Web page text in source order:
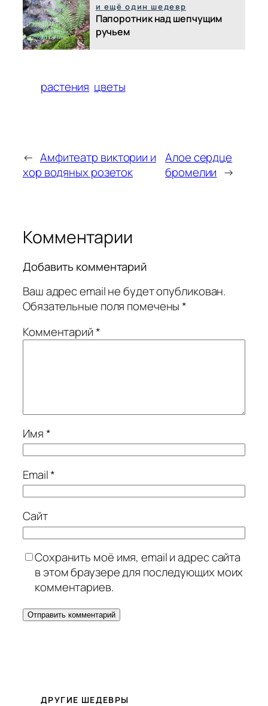
и ещё один шедевр
Папоротник над шепчущим
ручьем
растения цветы
← Амфитеатр виктории и
хор водяных розеток
Алое сердце
бромелии →
Комментарии
Добавить комментарий
Ваш адрес email не будет опубликован.
Обязательные поля помечены*
Комментарий*
Имя*
Email*
Сайт
Сохранить моё имя, email и адрес сайта
в этом браузере для последующих моих
комментариев.
ДРУГИЕ ШЕДЕВРЫ